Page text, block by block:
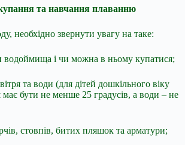
та навчання плаванню
необхідно звернути увагу на таке:
водоймища і чи можна в ньому купатися;
та води (для дітей дошкільного віку
має бути не менше 25 градусів, а води – не
стовпів, битих пляшок та арматури;